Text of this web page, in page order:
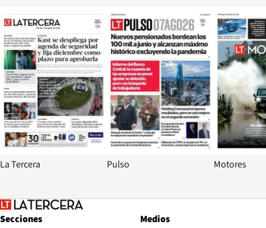
Opens in new window
La Tercera
Opens in
Pulso Motores
Secciones
Medios